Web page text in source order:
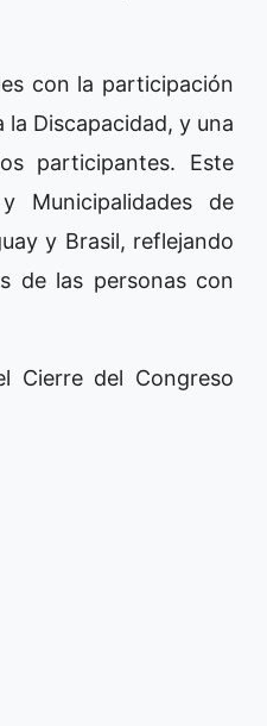
con la participación
Discapacidad, y una
participantes. Este
Municipalidades de
y Brasil, reflejando
de las personas con
Cierre del Congreso